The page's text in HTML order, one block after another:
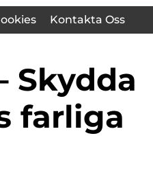
Kontakta Oss
farliga